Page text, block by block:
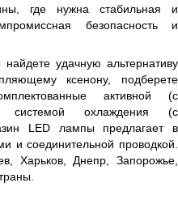
где нужна стабильная и
безопасность и
удачную альтернативу
ксенону, подберете
активной (с
системой охлаждения (с
LED лампы предлагает в
и соединительной проводкой.
Харьков, Днепр, Запорожье,